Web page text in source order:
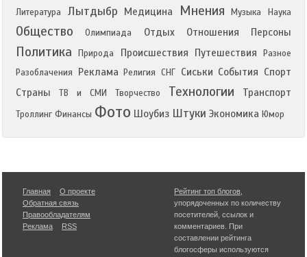
Литература Лытдыбр Медицина Мнения Музыка Наука
Общество Олимпиада Отдых Отношения Персоны
Политика Природа Происшествия Путешествия
Разное
Разоблачения
Реклама Религия СНГ Сиськи События Спорт
Страны
ТВ и СМИ Творчество Технологии Транспорт
Троллинг Финансы Фото Шоубиз Штуки Экономика Юмор
Главная
О проекте
Обратная связь
Правообладателям
Реклама
RSS
Рейтинг топ блогов
упорядоченных по количеству
посетителей, ссылок и
комментариев. При
составлении рейтинга
блогосферы используются